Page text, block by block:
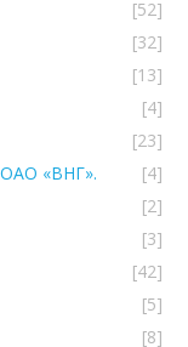
[52]
[32]
[13]
[4]
[23]
ОАО «ВНГ».
[4]
[2]
[3]
[42]
[5]
[8]